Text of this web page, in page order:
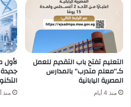
التعليم تفتح باب التقديم للعمل
كـ”معلم متدرب” بالمدارس
المصرية اليابانية
منذ 4 أيام
لأول
منذ